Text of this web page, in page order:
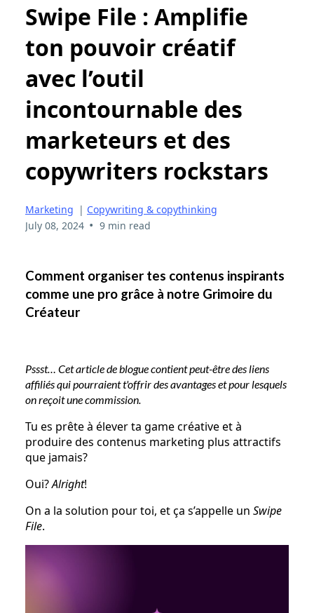
Swipe File : Amplifie
ton pouvoir créatif
avec l’outil
incontournable des
marketeurs et des
copywriters rockstars
Marketing | Copywriting & copythinking
July 08, 2024 • 9 min read
Comment organiser tes contenus inspirants
comme une pro grâce à notre Grimoire du
Créateur
Pssst… Cet article de blogue contient peut-être des liens
affiliés qui pourraient t'offrir des avantages et pour lesquels
on reçoit une commission.
Tu es prête à élever ta game créative et à
produire des contenus marketing plus attractifs
que jamais?
Oui?Alright!
On a la solution pour toi, et ça s’appelle un Swipe
File.